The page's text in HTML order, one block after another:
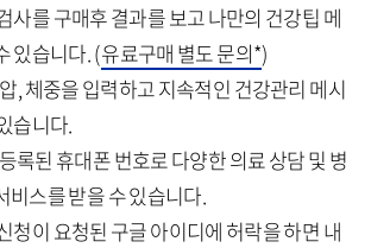
를 구매후 결과를 보고 나만의 건강팁 메
있습니다. (유료구매 별도 문의*)
중을 입력하고 지속적인 건강관리 메시
습니다.
된 휴대폰 번호로 다양한 의료 상담 및 병
비스를 받을 수 있습니다.
이 요청된 구글 아이디에 허락을 하면 내